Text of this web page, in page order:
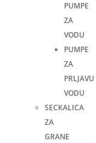
PUMPE
ZA
VODU
PUMPE
ZA
PRLJAVU
VODU
SECKALICA
ZA
GRANE